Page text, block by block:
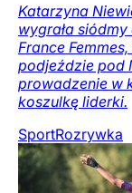
Katarzyna
wygrała
France
podjeździe pod
prowadzenie w
koszulkę liderki.
SportRozrywka